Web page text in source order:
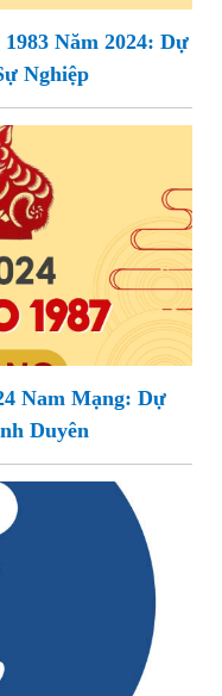
Năm 2024: Dự
Nghiệp
Nam Mạng: Dự
Duyên